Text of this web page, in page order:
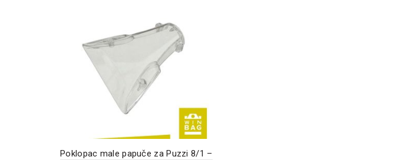
Poklopac male papuče za Puzzi 8/1 –